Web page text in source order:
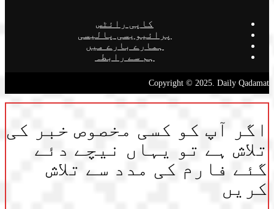
کاپی رائٹس
پرائیویسی پالیسی
ہمارے بارے میں
ہم سے رابطہ
Copyright © 2025. Daily Qadamat
اگر آپ کو کسی مخصوص خبر کی
تلاش ہے تو یہاں نیچے دئے
گئے فارم کی مدد سے تلاش
کریں